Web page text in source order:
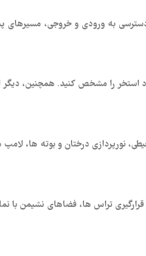
به ورودی و خروجی، مسیرهای
استخر را مشخص کنید. همچنین،
نورپردازی درختان و بوته‌ ها،
تراس‌ ها، فضاهای نشیمن با